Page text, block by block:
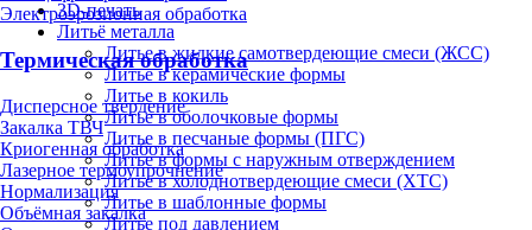
Электроэрозионная обработка
Термическая обработка
Дисперсное твердение
Закалка ТВЧ
Криогенная обработка
Лазерное термоупрочнение
Нормализация
Объёмная закалка
3D-печать
Литьё металла
Литье в жидкие самотвердеющие смеси (ЖСС)
Литье в керамические формы
Литье в кокиль
Литье в оболочковые формы
Литье в песчаные формы (ПГС)
Литье в формы с наружным отверждением
Литье в холоднотвердеющие смеси (ХТС)
Литье в шаблонные формы
Литье под давлением